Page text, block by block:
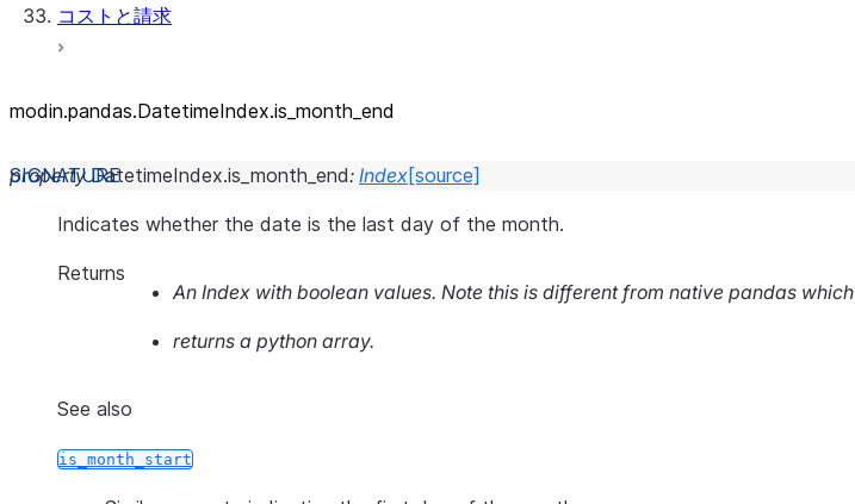
コストと請求
modin.pandas.DatetimeIndex.is_ month_ end
property DatetimeIndex.is_month_end: Index[source]
Indicates whether the date is the last day of the month.
Returns
An Index with boolean values. Note this is different from native pandas which
returns a python array.
See also
is_month_start